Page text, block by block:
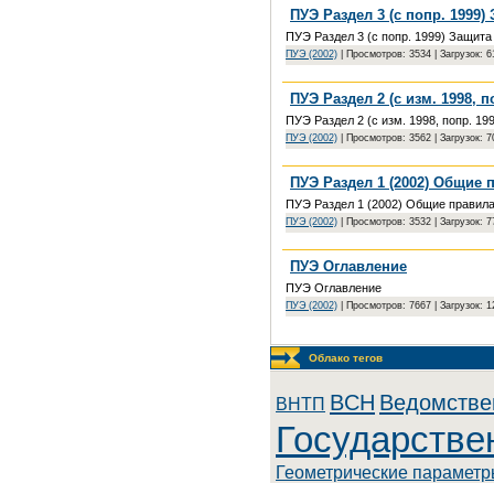
ПУЭ Раздел 3 (с попр. 1999)
ПУЭ Раздел 3 (с попр. 1999) Защита
ПУЭ (2002) | Просмотров: 3534 | Загрузок:
ПУЭ Раздел 2 (с изм. 1998,
ПУЭ Раздел 2 (с изм. 1998, попр.
ПУЭ (2002) | Просмотров: 3562 | Загрузок:
ПУЭ Раздел 1 (2002) Общие
ПУЭ Раздел 1 (2002) Общие правила
ПУЭ (2002) | Просмотров: 3532 | Загрузок:
ПУЭ Оглавление
ПУЭ Оглавление
ПУЭ (2002) | Просмотров: 7667 | Загрузок:
Облако тегов
BHTП BCH
Геометрические